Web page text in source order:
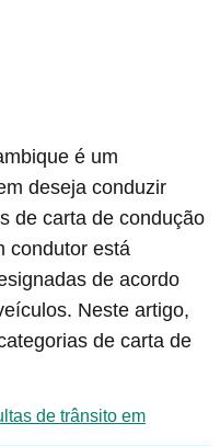
é um
deseja conduzir
de carta de condução
condutor está
de acordo
Neste artigo,
de carta de
de trânsito em